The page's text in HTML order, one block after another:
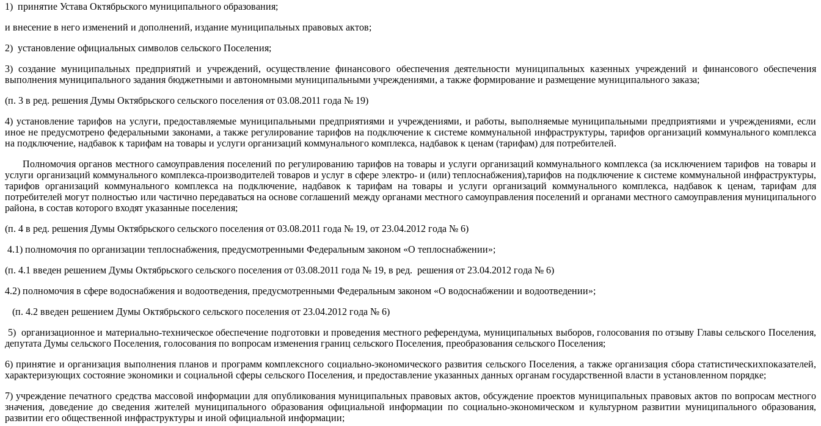
1) принятие Устава Октябрьского муниципального образования;
и внесение в него изменений и дополнений, издание муниципальных правовых актов;
2) установление официальных символов сельского Поселения;
3) создание муниципальных предприятий и учреждений, осуществление финансового обеспечения деятельности муниципальных казенных учреждений и финансового обеспечения
выполнения муниципального задания бюджетными и автономными муниципальными учреждениями, а также формирование и размещение муниципального заказа;
(п. 3 в ред. решения Думы Октябрьского сельского поселения от 03.08.2011 года № 19)
4) установление тарифов на услуги, предоставляемые муниципальными предприятиями и учреждениями, и работы, выполняемые муниципальными предприятиями и учреждениями, если
иное не предусмотрено федеральными законами, а также регулирование тарифов на подключение к системе коммунальной инфраструктуры, тарифов организаций коммунального комплекса
на подключение, надбавок к тарифам на товары и услуги организаций коммунального комплекса, надбавок к ценам (тарифам) для потребителей.
Полномочия органов местного самоуправления поселений по регулированию тарифов на товары и услуги организаций коммунального комплекса (за исключением тарифов на товары и
услуги организаций коммунального комплекса-производителей товаров и услуг в сфере электро- и (или) теплоснабжения),тарифов на подключение к системе коммунальной инфраструктуры,
тарифов организаций коммунального комплекса на подключение, надбавок к тарифам на товары и услуги организаций коммунального комплекса, надбавок к ценам, тарифам для
потребителей могут полностью или частично передаваться на основе соглашений между органами местного самоуправления поселений и органами местного самоуправления муниципального
района, в состав которого входят указанные поселения;
(п. 4 в ред. решения Думы Октябрьского сельского поселения от 03.08.2011 года № 19, от 23.04.2012 года № 6)
4.1) полномочия по организации теплоснабжения, предусмотренными Федеральным законом «О теплоснабжении»;
(п. 4.1 введен решением Думы Октябрьского сельского поселения от 03.08.2011 года № 19, в ред. решения от 23.04.2012 года № 6)
4.2) полномочия в сфере водоснабжения и водоотведения, предусмотренными Федеральным законом «О водоснабжении и водоотведении»;
(п. 4.2 введен решением Думы Октябрьского сельского поселения от 23.04.2012 года № 6)
5) организационное и материально-техническое обеспечение подготовки и проведения местного референдума, муниципальных выборов, голосования по отзыву Главы сельского Поселения,
депутата Думы сельского Поселения, голосования по вопросам изменения границ сельского Поселения, преобразования сельского Поселения;
6) принятие и организация выполнения планов и программ комплексного социально-экономического развития сельского Поселения, а также организация сбора статистическихпоказателей,
характеризующих состояние экономики и социальной сферы сельского Поселения, и предоставление указанных данных органам государственной власти в установленном порядке;
7) учреждение печатного средства массовой информации для опубликования муниципальных правовых актов, обсуждение проектов муниципальных правовых актов по вопросам местного
значения, доведение до сведения жителей муниципального образования официальной информации по социально-экономическом и культурном развитии муниципального образования,
развитии его общественной инфраструктуры и иной официальной информации;